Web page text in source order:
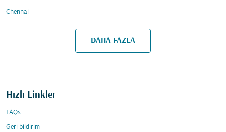
Chennai
DAHA FAZLA
Hızlı Linkler
FAQs
Geri bildirim